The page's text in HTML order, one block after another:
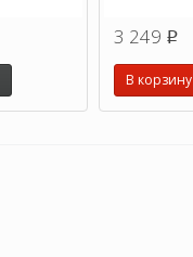
3 249 p
В корзину